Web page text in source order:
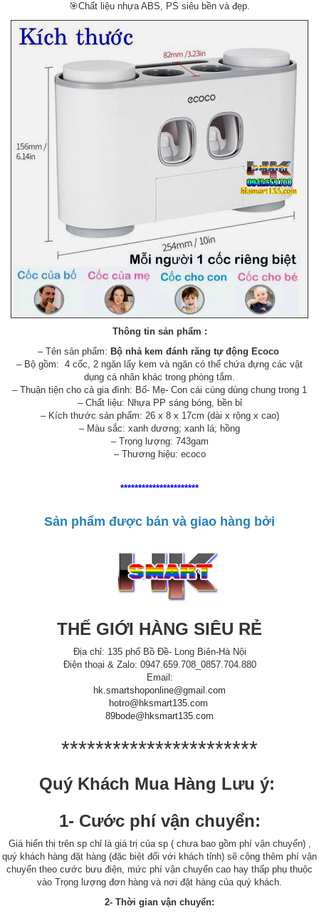
🎯Chất liệu nhựa ABS, PS siêu bền và đẹp.
Thông tin sản phẩm :
– Tên sản phẩm: Bộ nhả kem đánh răng tự động Ecoco
– Bộ gồm: 4 cốc, 2 ngăn lấy kem và ngăn có thể chứa đựng các vật
dụng cá nhân khác trong phòng tắm.
– Thuận tiện cho cả gia đình: Bố- Mẹ- Con cái cùng dùng chung trong 1
– Chất liệu: Nhựa PP sáng bóng, bền bỉ
– Kích thước sản phẩm: 26 x 8 x 17cm (dài x rộng x cao)
– Màu sắc: xanh dương; xanh lá; hồng
– Trọng lượng: 743gam
– Thương hiệu: ecoco
**********************
Sản phẩm được bán và giao hàng bởi
THẾ GIỚI HÀNG SIÊU RẺ
Địa chỉ: 135 phố Bồ Đề- Long Biên-Hà Nội
Điện thoại & Zalo: 0947.659.708_0857.704.880
Email:
hk.smartshoponline@gmail.com
hotro@hksmart135.com
89bode@hksmart135.com
***********************
Quý Khách Mua Hàng Lưu ý:
1- Cước phí vận chuyển:
Giá hiển thị trên sp chỉ là giá trị của sp ( chưa bao gồm phí vận chuyển) ,
quý khách hàng đặt hàng (đặc biệt đối với khách tỉnh) sẽ cộng thêm phí vận
chuyển theo cước bưu điện, mức phí vận chuyển cao hay thấp phụ thuộc
vào Trọng lượng đơn hàng và nơi đặt hàng của quý khách.
2- Thời gian vận chuyển: